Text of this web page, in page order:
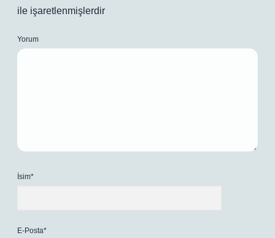
ile işaretlenmişlerdir
Yorum
İsim*
E-Posta*